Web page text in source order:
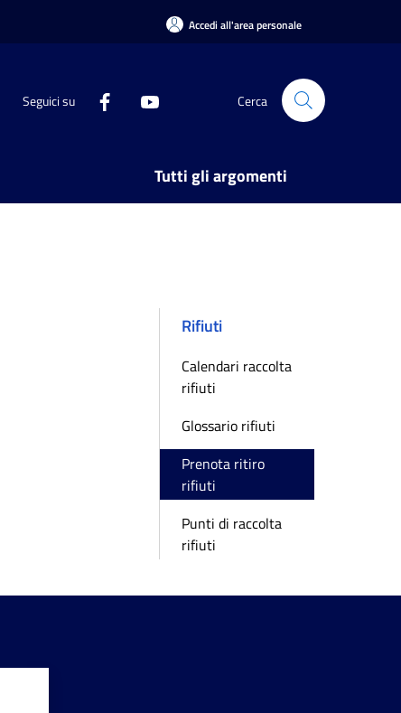
Accedi all'area personale
Seguici su Cerca
Tutti gli argomenti
Rifiuti
Calendari raccolta
rifiuti
Glossario rifiuti
Prenota ritiro
rifiuti
Punti di raccolta
rifiuti